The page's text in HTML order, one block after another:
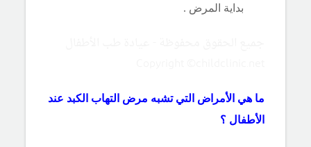
بداية المرض .
ما هي الأمراض التي تشبه مرض التهاب الكبد عند
الأطفال ؟